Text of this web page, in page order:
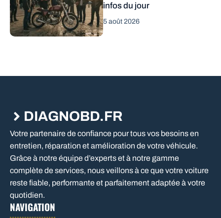
infos du jour
5 août 2026
DIAGNOBD.FR
Votre partenaire de confiance pour tous vos besoins en
entretien, réparation et amélioration de votre véhicule.
Grâce à notre équipe d’experts et à notre gamme
complète de services, nous veillons à ce que votre voiture
reste fiable, performante et parfaitement adaptée à votre
quotidien.
NAVIGATION